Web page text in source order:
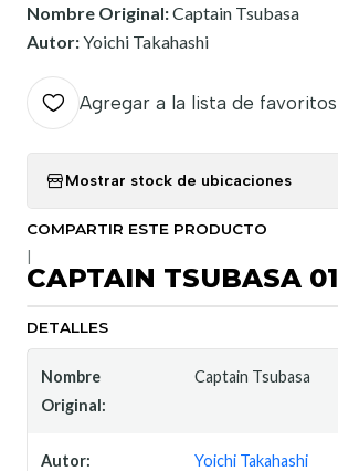
Nombre Original:Captain Tsubasa
Autor:Yoichi Takahashi
Agregar a la lista de favoritos
Mostrar stock de ubicaciones
COMPARTIR ESTE PRODUCTO
CAPTAIN TSUBASA 01
DETALLES
Nombre
Original:
Captain Tsubasa
Autor: Yoichi Takahashi